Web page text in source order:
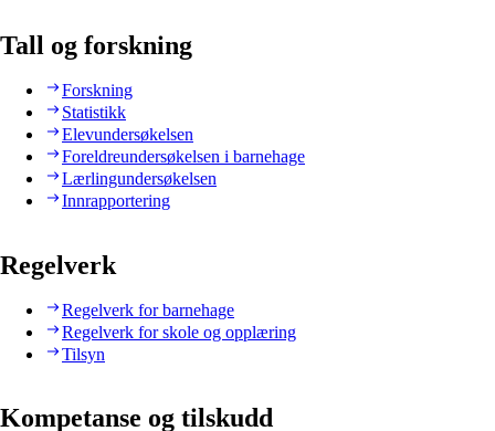
Tall og forskning
Forskning
Statistikk
Elevundersøkelsen
Foreldreundersøkelsen i barnehage
Lærlingundersøkelsen
Innrapportering
Regelverk
Regelverk for barnehage
Regelverk for skole og opplæring
Tilsyn
Kompetanse og tilskudd